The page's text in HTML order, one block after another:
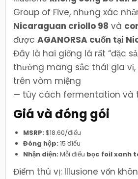
Group of Five, nhưng xác
Nicaraguan criollo 98 và
đượcAGANORSA cuốn tại
Đây là hai giống lá rất “đặc
thường mang sắc thái gia vị,
trên vòm miệng
— tùy cách fermentation và
Giá và đóng gói
MSRP: $18.60/điếu
Đóng hộp: 15 điếu
Nhận diện: Mỗi điếu bọc foil xanh
Điểm thú vị: Illusione vốn